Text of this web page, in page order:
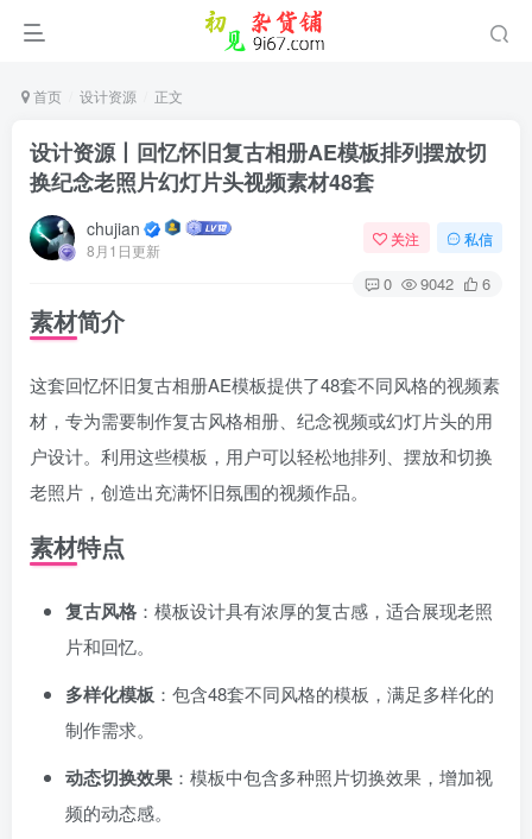
首页 设计资源 正文
设计资源丨回忆怀旧复古相册AE模板排列摆放切
换纪念老照片幻灯片头视频素材48套
chujian
8月1日更新
关注 私信
0 9042 6
素材简介
这套回忆怀旧复古相册AE模板提供了48套不同风格的视频素
材，专为需要制作复古风格相册、纪念视频或幻灯片头的用
户设计。利用这些模板，用户可以轻松地排列、摆放和切换
老照片，创造出充满怀旧氛围的视频作品。
素材特点
复古风格 ：模板设计具有浓厚的复古感，适合展现老照
片和回忆。
多样化模板 ：包含48套不同风格的模板，满足多样化的
制作需求。
动态切换效果 ：模板中包含多种照片切换效果，增加视
频的动态感。
登录
用户名或邮箱
登录密码
社交账号登录
使用社交账号登录即表示同意 用户协议 、隐私声明